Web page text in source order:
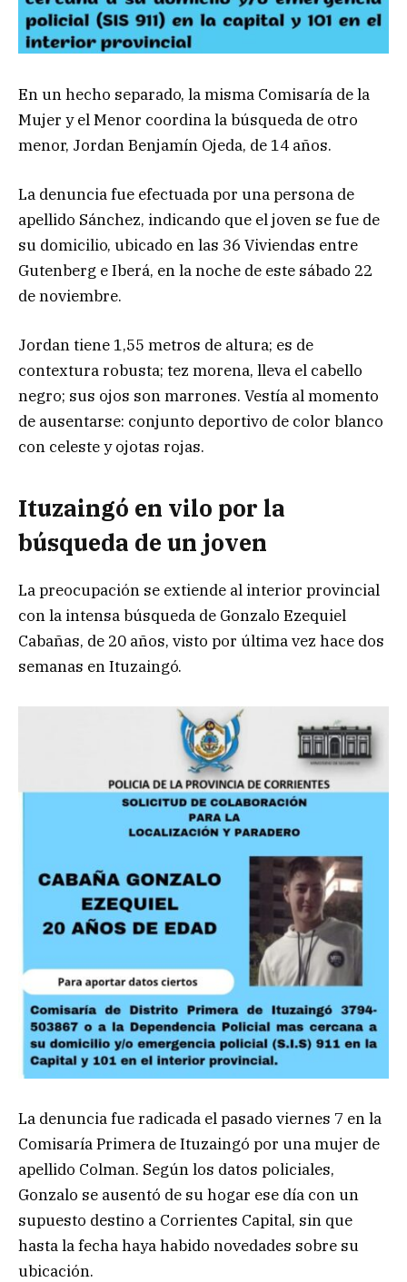
En un hecho separado, la misma Comisaría de la
Mujer y el Menor coordina la búsqueda de otro
menor, Jordan Benjamín Ojeda, de 14 años.
La denuncia fue efectuada por una persona de
apellido Sánchez, indicando que el joven se fue de
su domicilio, ubicado en las 36 Viviendas entre
Gutenberg e Iberá, en la noche de este sábado 22
de noviembre.
Jordan tiene 1,55 metros de altura; es de
contextura robusta; tez morena, lleva el cabello
negro; sus ojos son marrones. Vestía al momento
de ausentarse: conjunto deportivo de color blanco
con celeste y ojotas rojas.
Ituzaingó en vilo por la
búsqueda de un joven
La preocupación se extiende al interior provincial
con la intensa búsqueda de Gonzalo Ezequiel
Cabañas, de 20 años, visto por última vez hace dos
semanas en Ituzaingó.
La denuncia fue radicada el pasado viernes 7 en la
Comisaría Primera de Ituzaingó por una mujer de
apellido Colman. Según los datos policiales,
Gonzalo se ausentó de su hogar ese día con un
supuesto destino a Corrientes Capital, sin que
hasta la fecha haya habido novedades sobre su
ubicación.